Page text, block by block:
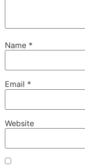
Name *
Email *
Website